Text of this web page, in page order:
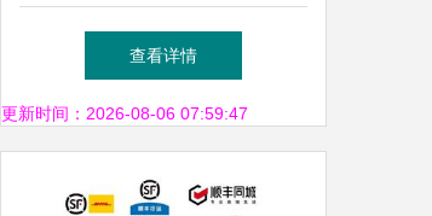
多式联运服务赋能“四梁八
柱”新格局
查看详情
更新时间：2026-08-06 07:59:47